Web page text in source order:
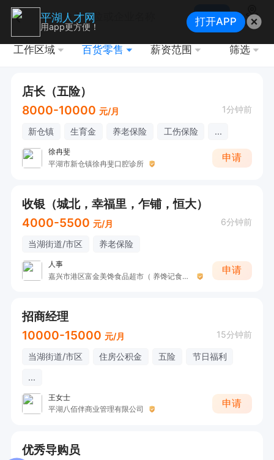
搜索
地图
工作区域 百货零售 薪资范围 筛选
店长（五险）
8000-10000 元/月 1分钟前
新仓镇 生育金 养老保险 工伤保险 ...
徐冉斐
平湖市新仓镇徐冉斐口腔诊所
申请
收银（城北，幸福里，乍铺，恒大）
4000-5500 元/月 6分钟前
当湖街道/市区 养老保险
人事
嘉兴市港区富金美馋食品超市（ 养馋记食品超市）
申请
招商经理
10000-15000 元/月 15分钟前
当湖街道/市区 住房公积金 五险
节日福利
...
王女士
平湖八佰伴商业管理有限公司
申请
优秀导购员
平湖人才网
用app更方便！ 打开APP